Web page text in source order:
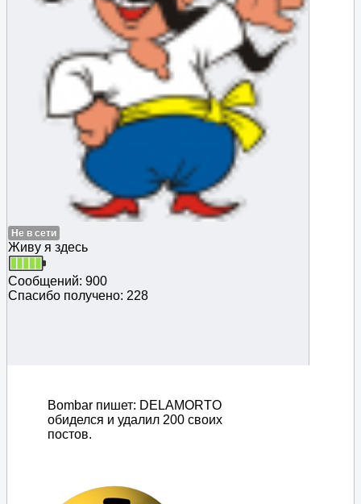
Не в сети
Живу я здесь
Сообщений: 900
Спасибо получено: 228
Bombar пишет: DELAMORTO
обиделся и удалил 200 своих
постов.